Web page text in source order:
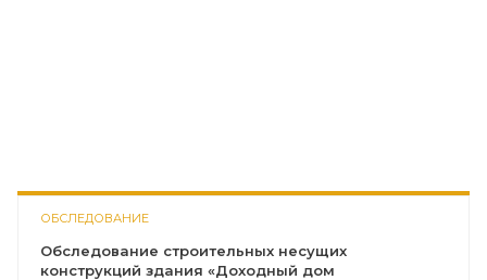
ОБСЛЕДОВАНИЕ
Обследование строительных несущих
конструкций здания «Доходный дом